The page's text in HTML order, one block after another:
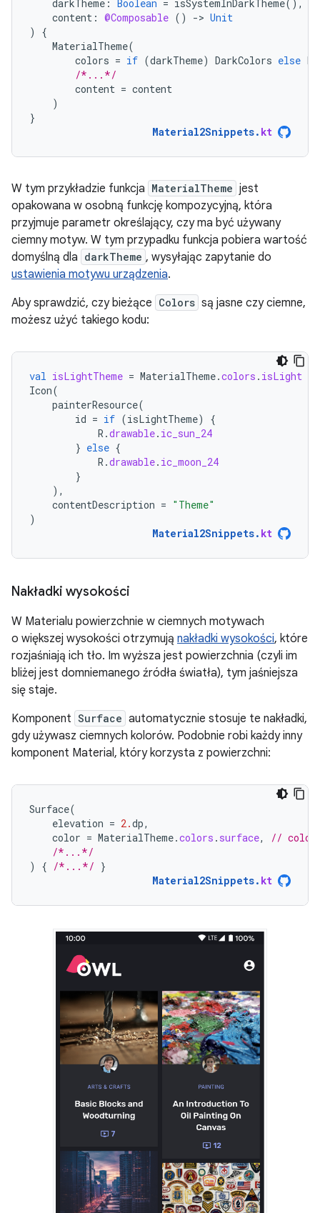
darkTheme : Boolean = isSystemInDarkTheme(),
content : @Composable () -> Unit
)
{
MaterialTheme(
colors = if (darkTheme) DarkColors else
/*...*/
content = content
)
}
Material2Snippets. kt
W tym przykładzie funkcja MaterialTheme jest
opakowana w osobną funkcję kompozycyjną, która
przyjmuje parametr określający, czy ma być używany
ciemny motyw. W tym przypadku funkcja pobiera wartość
domyślną dla darkTheme , wysyłając zapytanie do
ustawienia motywu urządzenia.
Aby sprawdzić, czy bieżące Colors są jasne czy ciemne,
możesz użyć takiego kodu:
val isLightTheme = MaterialTheme.colors . isLight
Icon(
painterResource(
id = if (isLightTheme)
{
R .drawable. ic_sun_24
} else {
R .drawable. ic_moon_24
}
),
contentDescription = "Theme"
)
Material2Snippets. kt
Nakładki wysokości
W Materialu powierzchnie w ciemnych motywach
o większej wysokości otrzymują nakładki wysokości, które
rozjaśniają ich tło. Im wyższa jest powierzchnia (czyli im
bliżej jest domniemanego źródła światła), tym jaśniejsza
się staje.
Komponent Surface automatycznie stosuje te nakładki,
gdy używasz ciemnych kolorów. Podobnie robi każdy inny
komponent Material, który korzysta z powierzchni:
Surface(
elevation = 2.dp,
color = MaterialTheme.colors . surface,
// color
/*...*/
)
{ /*...*/ }
Material2Snippets. kt